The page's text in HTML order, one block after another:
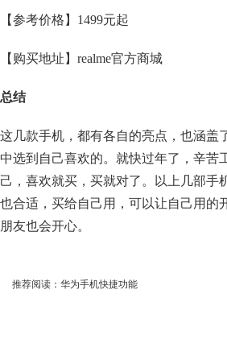
【参考价格】1499元起
【购买地址】realme官方商城
总结
这几款手机，都有各自的亮点，也涵盖
中选到自己喜欢的。就快过年了，辛苦
己，喜欢就买，买就对了。以上几部手
也合适，买给自己用，可以让自己用的
朋友也会开心。
推荐阅读： 华为手机快捷功能